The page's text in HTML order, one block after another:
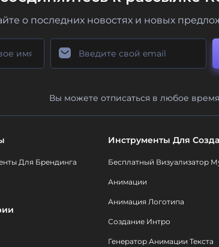
о последних новостях и новых
Вы можете отписаться в любое время
Для Брендинга
Инструменты Для
Бесплатный Визуализатор
Анимации
Анимация Логотипа
Создание Интро
Генератор Анимации Текста